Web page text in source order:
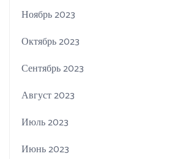
Ноябрь 2023
Октябрь 2023
Сентябрь 2023
Август 2023
Июль 2023
Июнь 2023